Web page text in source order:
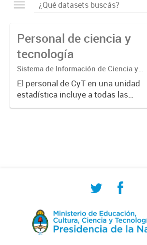
Personal de ciencia y
tecnología
Sistema de Información de Ciencia y
Tecnología Argentino (SICYTAR)
El personal de CyT en una unidad
estadística incluye a todas las
personas involucradas